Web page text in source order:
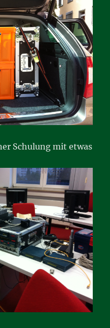
Schulung mit etwas